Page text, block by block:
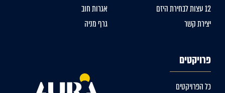
12 עצות לבחירת היזם
יצירת קשר
אגרות חוב
גרף מניה
פרויקטים
כל הפרויקטים